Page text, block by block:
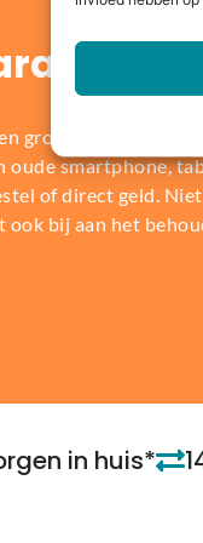
groene en
oude smartphone,
of direct geld.
bij aan het
in huis*